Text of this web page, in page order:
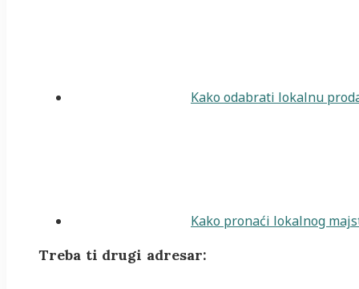
Kako odabrati lokalnu
Kako pronaći lokalnog
Treba ti drugi adresar: